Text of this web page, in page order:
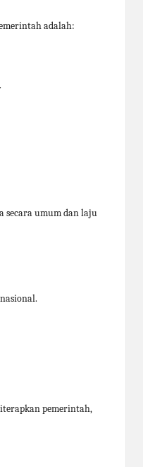
adalah:
secara umum dan laju
pemerintah,